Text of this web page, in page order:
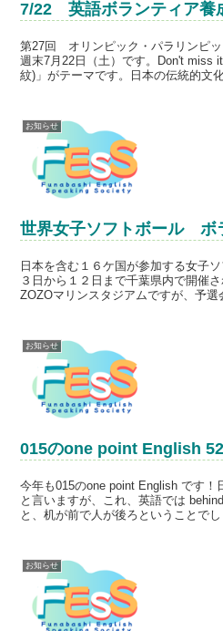
7/22 英語ボランティア養
第27回 オリンピック・パラリンピ
週末7月22日（土）です。Don't miss
紋)」がテーマです。日本の伝統的文
お知らせ
世界女子ソフトボール ボ
日本を含む１６ケ国が参加する女子
３日から１２日まで千葉県内で開催
ZOZOマリンスタジアムですが、予
お知らせ
015のone point English 52
今年も015のone point English です！
と言いますが、これ、英語では
と、机が前で人が後ろということで
お知らせ